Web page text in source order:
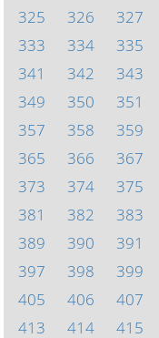
325
326 327
333
334 335
341
342 343
349
350 351
357
358 359
365
366 367
373
374 375
381
382 383
389
390 391
397
398 399
405
406 407
413
414 415